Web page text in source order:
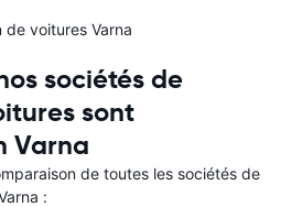
de voitures Varna
sociétés de
sont
Varna
de toutes les sociétés de
: